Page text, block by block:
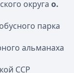
округа о.
парка
альманаха
ССР